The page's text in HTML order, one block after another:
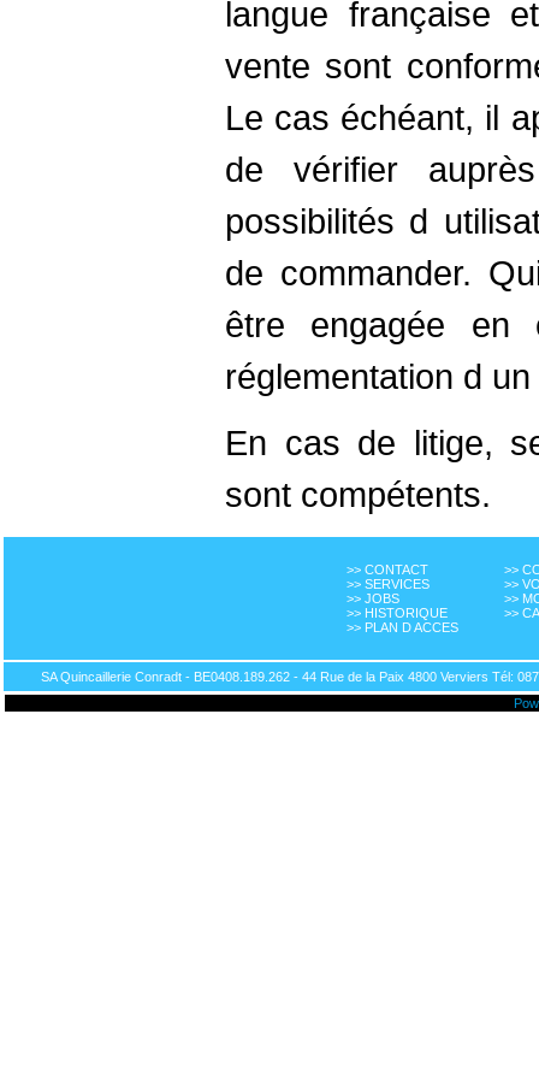
langue française
vente sont
Le cas échéant, il
de vérifier
possibilités d
de commander.
être engagée
réglementation d
En cas de litige,
sont compétents.
>> CONTACT
>> SERVICES
>> JOBS
>> HISTORIQUE
>> PLAN D ACCES
>>
>>
>>
>>
SA Quincaillerie Conradt - BE0408.189.262 - 44 Rue de la Paix 4800 Verviers Tél: